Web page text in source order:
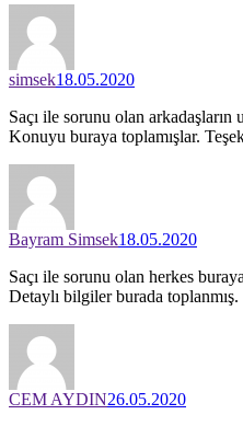
simsek18.05.2020
Saçı ile sorunu olan arkadaşların
Konuyu buraya toplamışlar.
Bayram Simsek18.05.2020
Saçı ile sorunu olan herkes
Detaylı bilgiler burada toplanmış.
CEM AYDIN26.05.2020